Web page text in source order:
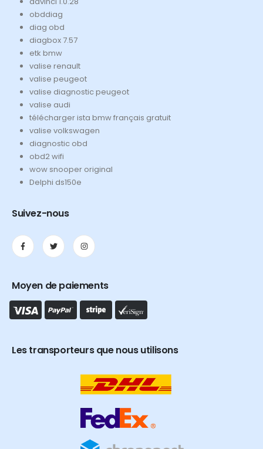
obddiag
diag obd
diagbox 7.57
etk bmw
valise renault
valise peugeot
valise diagnostic peugeot
valise audi
télécharger ista bmw français gratuit
valise volkswagen
diagnostic obd
obd2 wifi
wow snooper original
Delphi ds150e
Suivez-nous
Moyen de paiements
Les transporteurs que nous utilisons